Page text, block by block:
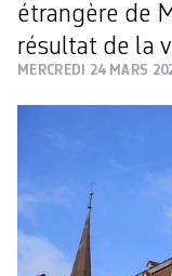
étrangère de
résultat de la
MERCREDI 24 MARS